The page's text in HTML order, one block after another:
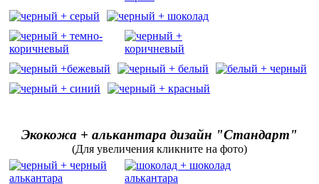
Экокожа + алькантара дизайн "Стандарт"
(Для увеличения кликните на фото)